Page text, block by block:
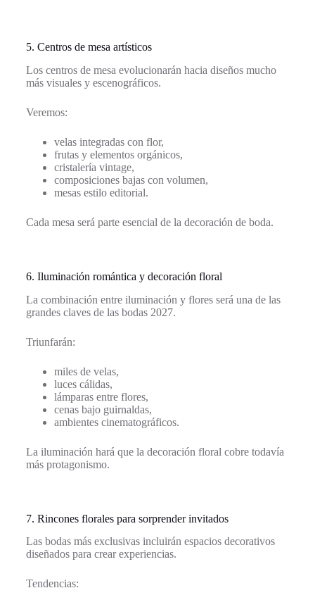
5. Centros de mesa artísticos
Los centros de mesa evolucionarán hacia diseños mucho
más visuales y escenográficos.
Veremos:
velas integradas con flor,
frutas y elementos orgánicos,
cristalería vintage,
composiciones bajas con volumen,
mesas estilo editorial.
Cada mesa será parte esencial de la decoración de boda.
6. Iluminación romántica y decoración floral
La combinación entre iluminación y flores será una de las
grandes claves de las bodas 2027.
Triunfarán:
miles de velas,
luces cálidas,
lámparas entre flores,
cenas bajo guirnaldas,
ambientes cinematográficos.
La iluminación hará que la decoración floral cobre todavía
más protagonismo.
7. Rincones florales para sorprender invitados
Las bodas más exclusivas incluirán espacios decorativos
diseñados para crear experiencias.
Tendencias: